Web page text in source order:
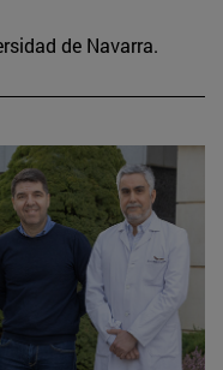
de Navarra.